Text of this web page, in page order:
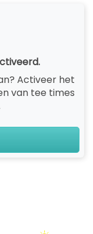
Activeer het
van tee times